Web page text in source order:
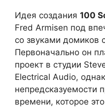
Идея создания 100
Fred Armisen под
со звуками домиков
Первоначально он
проект в студии
Electrical Audio,
непредсказуемости
времени, которое